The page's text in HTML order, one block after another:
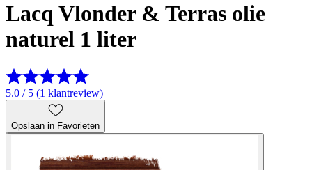
Lacq Vlonder & Terras olie
naturel 1 liter
5.0 / 5 (1 klantreview)
Opslaan in Favorieten